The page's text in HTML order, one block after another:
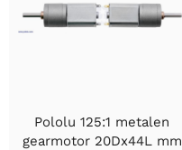
Pololu 125:1 metalen
gearmotor 20Dx44L mm